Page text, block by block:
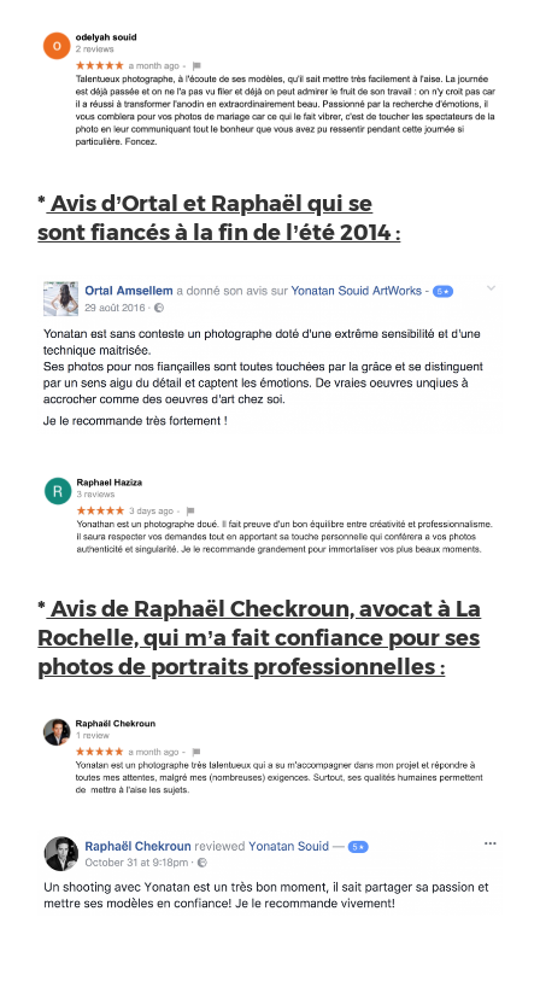
* Avis d’Ortal et Raphaël qui se
sont fiancés à la fin de l’été 2014 :
* Avis de Raphaël Checkroun, avocat à La
Rochelle, qui m’a fait confiance pour ses
photos de portraits professionnelles :